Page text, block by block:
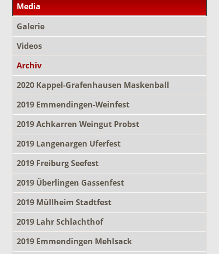
Media
Galerie
Videos
Archiv
2020 Kappel-Grafenhausen Maskenball
2019 Emmendingen-Weinfest
2019 Achkarren Weingut Probst
2019 Langenargen Uferfest
2019 Freiburg Seefest
2019 Überlingen Gassenfest
2019 Müllheim Stadtfest
2019 Lahr Schlachthof
2019 Emmendingen Mehlsack